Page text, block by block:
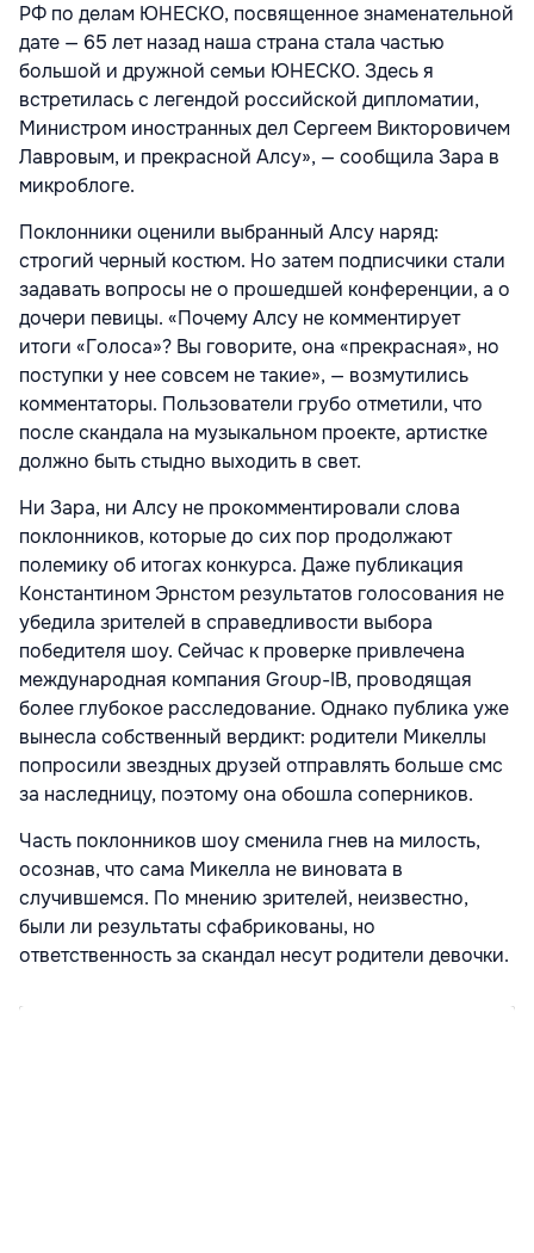
РФ по делам ЮНЕСКО, посвященное знаменательной
дате — 65 лет назад наша страна стала частью
большой и дружной семьи ЮНЕСКО. Здесь я
встретилась с легендой российской дипломатии,
Министром иностранных дел Сергеем Викторовичем
Лавровым, и прекрасной Алсу», — сообщила Зара в
микроблоге.
Поклонники оценили выбранный Алсу наряд:
строгий черный костюм. Но затем подписчики стали
задавать вопросы не о прошедшей конференции, а о
дочери певицы. «Почему Алсу не комментирует
итоги «Голоса»? Вы говорите, она «прекрасная», но
поступки у нее совсем не такие», — возмутились
комментаторы. Пользователи грубо отметили, что
после скандала на музыкальном проекте, артистке
должно быть стыдно выходить в свет.
Ни Зара, ни Алсу не прокомментировали слова
поклонников, которые до сих пор продолжают
полемику об итогах конкурса. Даже публикация
Константином Эрнстом результатов голосования не
убедила зрителей в справедливости выбора
победителя шоу. Сейчас к проверке привлечена
международная компания Group-IB, проводящая
более глубокое расследование. Однако публика уже
вынесла собственный вердикт: родители Микеллы
попросили звездных друзей отправлять больше смс
за наследницу, поэтому она обошла соперников.
Часть поклонников шоу сменила гнев на милость,
осознав, что сама Микелла не виновата в
случившемся. По мнению зрителей, неизвестно,
были ли результаты сфабрикованы, но
ответственность за скандал несут родители девочки.